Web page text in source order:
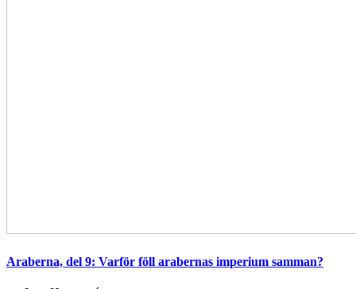
Araberna, del 9: Varför föll arabernas imperium samman?